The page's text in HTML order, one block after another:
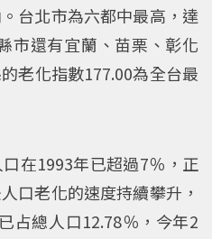
台北市為六都中最高，達
市還有宜蘭、苗栗、彰化
老化指數177.00為全台最
在1993年已超過7％，正
口老化的速度持續攀升，
占總人口12.78％，今年2